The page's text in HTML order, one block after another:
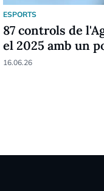
ESPORTS
87 controls de
el 2025 amb un
16.06.26